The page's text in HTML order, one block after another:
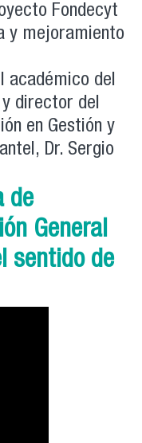
Fondecyt
y mejoramiento
académico del
director del
en Gestión y
Dr. Sergio
de
General
sentido de